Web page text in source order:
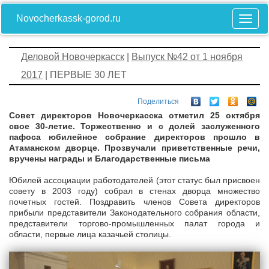
Novocherkassk-gorod.ru
Деловой Новочеркасск
Выпуск №42 от 1 ноября
2017 | ПЕРВЫЕ 30 ЛЕТ
Поделиться
Совет директоров Новочеркасска отметил 25 октября
свое 30-летие. Торжественно и с долей заслуженного
пафоса юбилейное собрание директоров прошло в
Атаманском дворце. Прозвучали приветственные речи,
вручены награды и Благодарственные письма
Юбилей ассоциации работодателей (этот статус был присвоен
совету в 2003 году) собрал в стенах дворца множество
почетных гостей. Поздравить членов Совета директоров
прибыли представители Законодательного собрания области,
представители торгово-промышленных палат города и
области, первые лица казачьей столицы.